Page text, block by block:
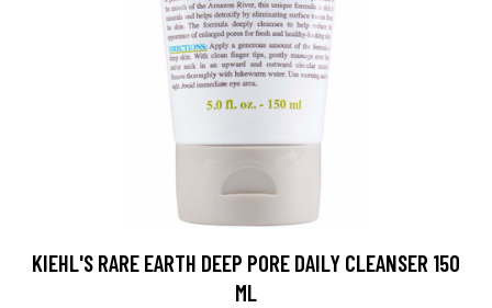
KIEHL'S RARE EARTH DEEP PORE DAILY CLEANSER 150
ML